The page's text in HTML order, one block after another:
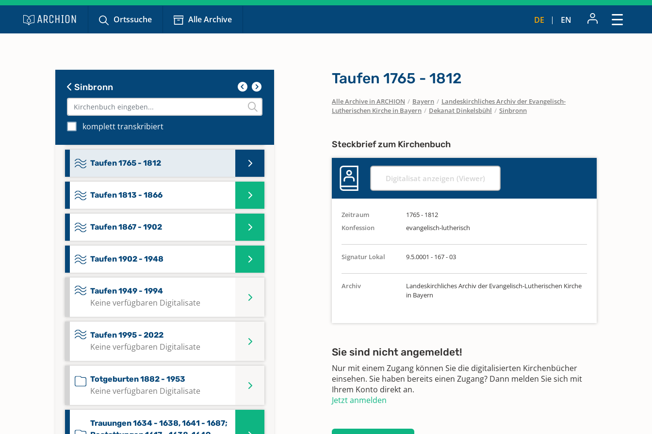
Ortssuche Alle Archive DE EN
Sinbronn
komplett transkribiert
Taufen 1617 - 1633, 1649 - 1687;
Abendmahl 1653 - 1687
Taufen 1688 - 1764
Taufen 1765 - 1812
Taufen 1813 - 1866
Taufen 1867 - 1902
Taufen 1902 - 1948
Taufen 1949 - 1994
Keine verfügbaren Digitalisate
Taufen 1995 - 2022
Keine verfügbaren Digitalisate
Totgeburten 1882 - 1953
Keine verfügbaren Digitalisate
Trauungen 1634 - 1638, 1641 - 1687;
Taufen 1765 - 1812
Alle Archive in ARCHION / Bayern / Landeskirchliches Archiv der Evangelisch-
Lutherischen Kirche in Bayern / Dekanat Dinkelsbühl / Sinbronn
Steckbrief zum Kirchenbuch
Digitalisat anzeigen (Viewer)
Zeitraum
1765 - 1812
Konfession
evangelisch-lutherisch
Signatur Lokal 9.5.0001 - 167 - 03
Archiv
Landeskirchliches Archiv der Evangelisch-Lutherischen Kirche
in Bayern
Sie sind nicht angemeldet!
Nur mit einem Zugang können Sie die digitalisierten Kirchenbücher
einsehen. Sie haben bereits einen Zugang? Dann melden Sie sich mit
Ihrem Konto direkt an.
Jetzt anmelden